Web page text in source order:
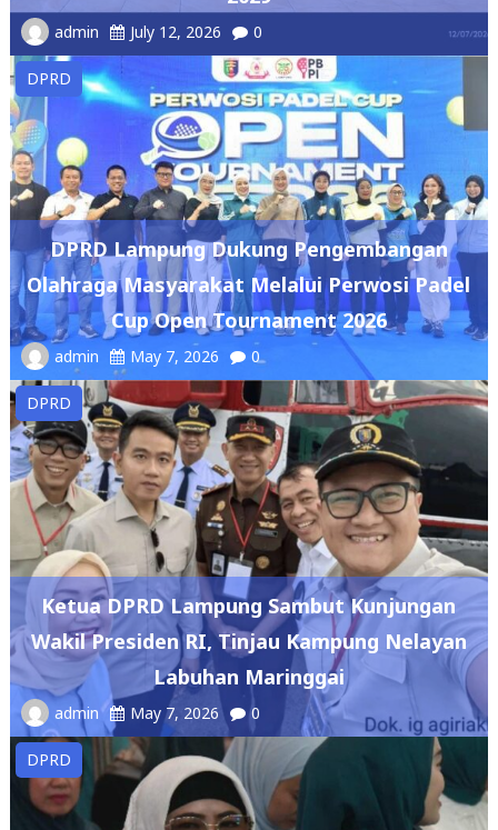
DPRD
DPRD Lampung Dukung Pengembangan
Olahraga Masyarakat Melalui Perwosi Padel
Cup Open Tournament 2026
admin May 7, 2026 0
DPRD
Ketua DPRD Lampung Sambut Kunjungan
Wakil Presiden RI, Tinjau Kampung Nelayan
Labuhan Maringgai
admin May 7, 2026 0
DPRD